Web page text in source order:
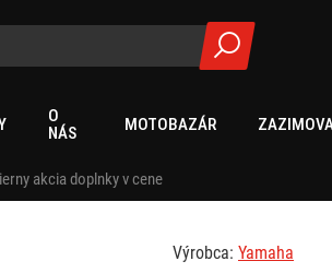
O
NÁS
MOTOBAZÁR
akcia doplnky v cene
Výrobca: Yamaha